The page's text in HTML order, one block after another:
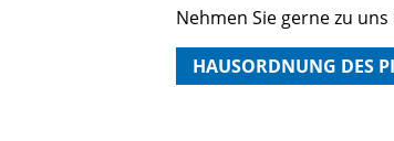
Nehmen Sie gerne zu
HAUSORDNUNG DES